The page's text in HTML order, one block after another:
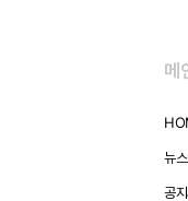
메
뉴스
공